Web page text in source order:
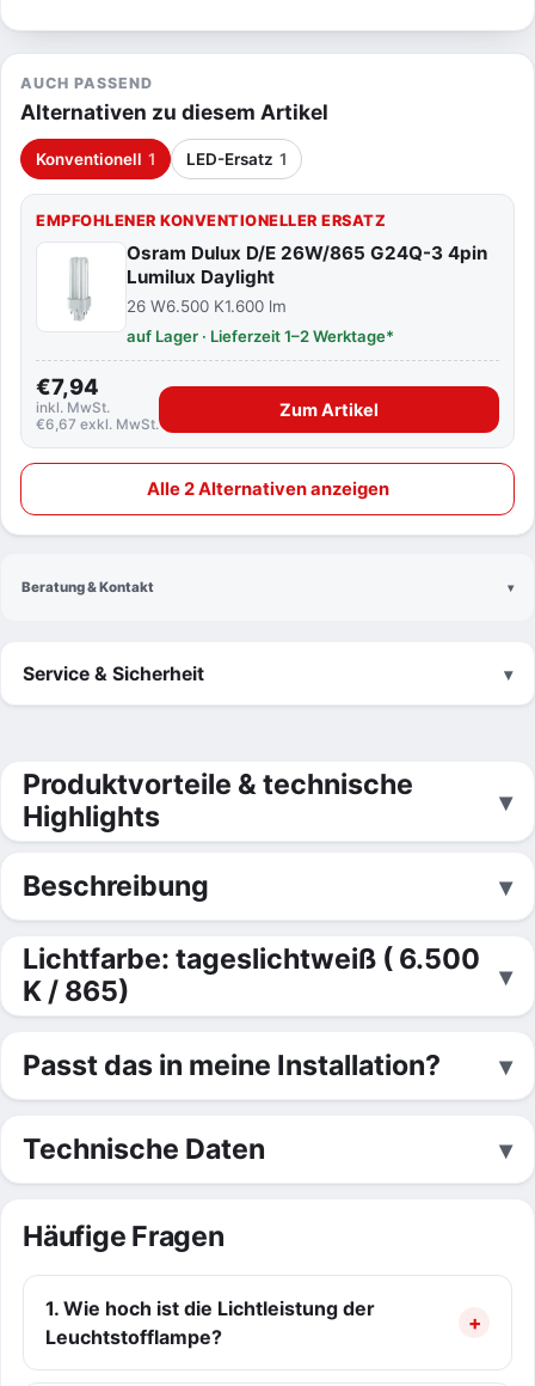
AUCH PASSEND
Alternativen zu diesem Artikel
Konventionell 1 LED-Ersatz 1
EMPFOHLENER KONVENTIONELLER ERSATZ
Osram Dulux D/E 26W/865 G24Q-3 4pin
Lumilux Daylight
26 W6.500 K1.600 lm
auf Lager · Lieferzeit 1–2 Werktage*
€7,94
inkl. MwSt.
€6,67 exkl. MwSt.
Zum Artikel
Alle 2 Alternativen anzeigen
Beratung & Kontakt
Service & Sicherheit
Produktvorteile & technische
Highlights
Beschreibung
Lichtfarbe: tageslichtweiß ( 6.500
K / 865)
Passt das in meine Installation?
Technische Daten
Häufige Fragen
1. Wie hoch ist die Lichtleistung der
Leuchtstofflampe?